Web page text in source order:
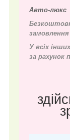
Авто-люкс
замовлення
У всіх
за рахунок